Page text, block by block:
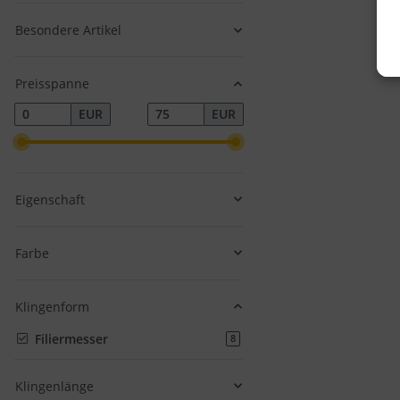
Besondere Artikel
Preisspanne
EUR
EUR
Eigenschaft
Farbe
Klingenform
Filiermesser
8Artikel gefunden
Klingenlänge